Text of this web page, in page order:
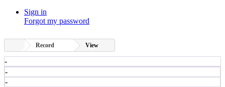
Sign in
Forgot my password
Record View
-
-
-